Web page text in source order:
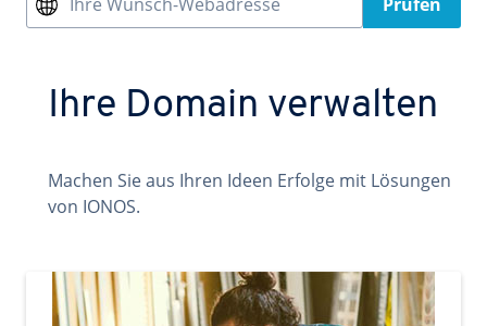
Ihre Domain verwalten
Machen Sie aus Ihren Ideen Erfolge mit Lösungen
von IONOS.